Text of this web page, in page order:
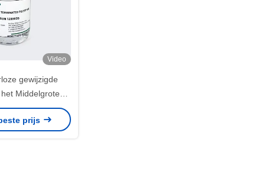
Video
gewijzigde
Middelgrote
van
prijs